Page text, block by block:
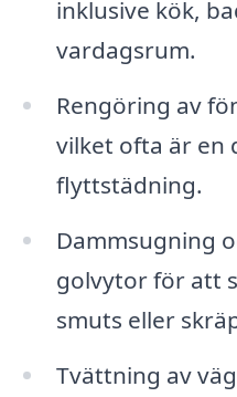
inklusive kök,
vardagsrum.
Rengöring av
vilket ofta är en
flyttstädning.
Dammsugning
golvytor för att
smuts eller
Tvättning av